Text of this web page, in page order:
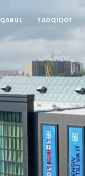
QABUL TADQIQOT